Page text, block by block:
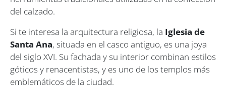
del calzado.
Si te interesa la arquitectura religiosa, la Iglesia de
Santa Ana, situada en el casco antiguo, es una joya
del siglo XVI. Su fachada y su interior combinan estilos
góticos y renacentistas, y es uno de los templos más
emblemáticos de la ciudad.